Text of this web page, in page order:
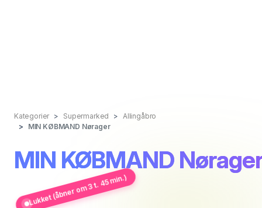
Kategorier Supermarked
Allingåbro
MIN KØBMAND Nørager
MIN KØBMAND
Lukket (åbner om 3 t. 45 min.)